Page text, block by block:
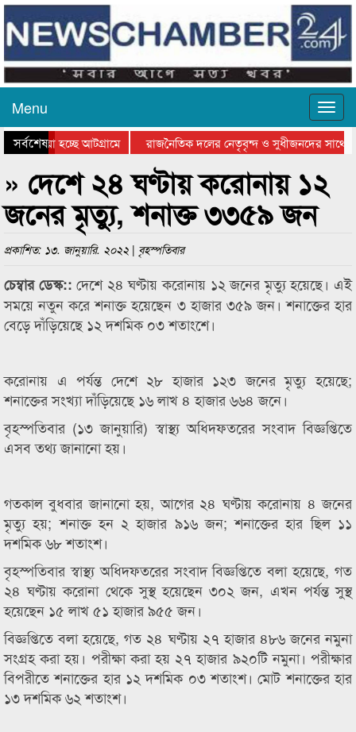
Menu
সর্বশেষ
যাওয়া হচ্ছে আটগ্রামে
রাজনৈতিক দলের নেতৃবৃন্দ ও সুধীজনদের সাথে
সিলেটে বাংলাদেশ গ্রুপ থিয়েটার ফেডারেশানের
» দেশে ২৪ ঘণ্টায় করোনায় ১২
জনের মৃত্যু, শনাক্ত ৩৩৫৯ জন
প্রকাশিত: ১৩. জানুয়ারি. ২০২২ | বৃহস্পতিবার
চেম্বার ডেস্ক::দেশে ২৪ ঘণ্টায় করোনায় ১২ জনের মৃত্যু হয়েছে। এই
সময়ে নতুন করে শনাক্ত হয়েছেন ৩ হাজার ৩৫৯ জন। শনাক্তের হার
বেড়ে দাঁড়িয়েছে ১২ দশমিক ০৩ শতাংশে।
করোনায় এ পর্যন্ত দেশে ২৮ হাজার ১২৩ জনের মৃত্যু হয়েছে;
শনাক্তের সংখ্যা দাঁড়িয়েছে ১৬ লাখ ৪ হাজার ৬৬৪ জনে।
বৃহস্পতিবার (১৩ জানুয়ারি) স্বাস্থ্য অধিদফতরের সংবাদ বিজ্ঞপ্তিতে
এসব তথ্য জানানো হয়।
গতকাল বুধবার জানানো হয়, আগের ২৪ ঘণ্টায় করোনায় ৪ জনের
মৃত্যু হয়; শনাক্ত হন ২ হাজার ৯১৬ জন; শনাক্তের হার ছিল ১১
দশমিক ৬৮ শতাংশ।
বৃহস্পতিবার স্বাস্থ্য অধিদফতরের সংবাদ বিজ্ঞপ্তিতে বলা হয়েছে, গত
২৪ ঘণ্টায় করোনা থেকে সুস্থ হয়েছেন ৩০২ জন, এখন পর্যন্ত সুস্থ
হয়েছেন ১৫ লাখ ৫১ হাজার ৯৫৫ জন।
বিজ্ঞপ্তিতে বলা হয়েছে, গত ২৪ ঘণ্টায় ২৭ হাজার ৪৮৬ জনের নমুনা
সংগ্রহ করা হয়। পরীক্ষা করা হয় ২৭ হাজার ৯২০টি নমুনা। পরীক্ষার
বিপরীতে শনাক্তের হার ১২ দশমিক ০৩ শতাংশ। মোট শনাক্তের হার
১৩ দশমিক ৬২ শতাংশ।